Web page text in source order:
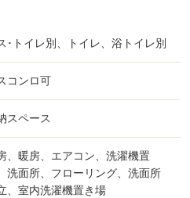
･トイレ別、トイレ、浴トイレ別
コンロ可
スペース
、暖房、エアコン、洗濯機置
洗面所、フローリング、洗面所
、室内洗濯機置き場